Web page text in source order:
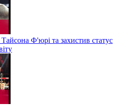
Ф'юрі та захистив статус